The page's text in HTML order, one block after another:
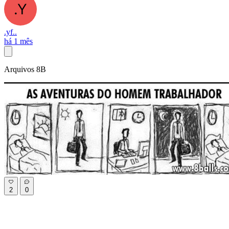
.yf..
há 1 mês
Arquivos 8B
2 0